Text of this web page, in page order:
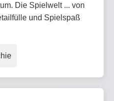
Die Spielwelt ... von
und Spielspaß